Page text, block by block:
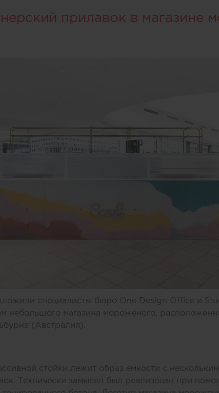
прилавок в магазине
специалисты бюро One Design Office и
небольшого магазина мороженого,
(Австралия).
стойки лежит образ емкости с
Технически замысел был реализован при